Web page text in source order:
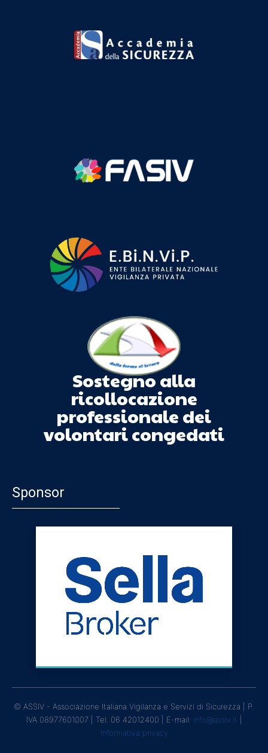
Sostegno alla
ricollocazione
professionale dei
volontari congedati
Sponsor
© ASSIV - Associazione Italiana Vigilanza e Servizi di Sicurezza | P.
IVA 08977601007 | Tel. 06 42012400 | E-mail: info@assiv.it
Informativa privacy